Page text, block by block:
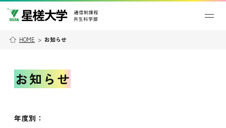
HOME > お知らせ
お知らせ
年度別 ：